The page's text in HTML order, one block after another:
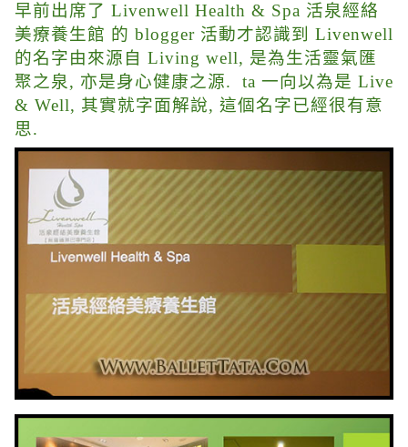
早前出席了 Livenwell Health & Spa 活泉經絡
美療養生館 的 blogger 活動才認識到 Livenwell
的名字由來源自 Living well, 是為生活靈氣匯
聚之泉, 亦是身心健康之源. ta 一向以為是 Live
& Well, 其實就字面解說, 這個名字已經很有意
思.